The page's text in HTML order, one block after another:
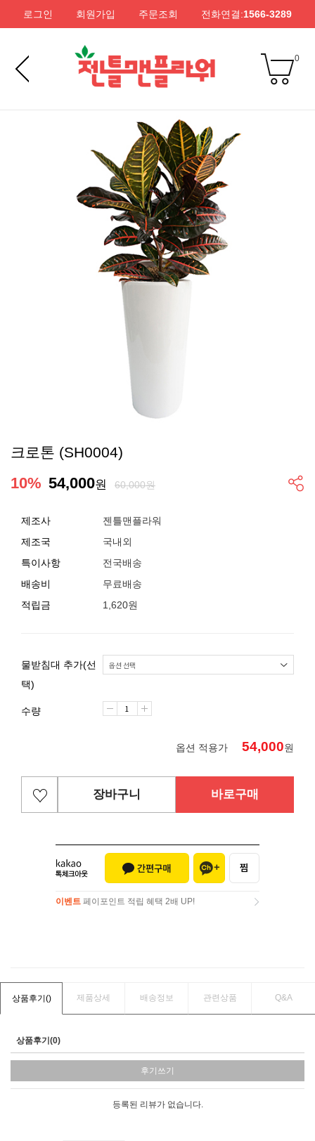
로그인 회원가입 주문조회 전화연결:1566-3289
0
크로톤 (SH0004)
10% 54,000원 60,000원
제조사
젠틀맨플라워
제조국
국내외
특이사항
전국배송
배송비
무료배송
적립금
1,620원
물받침대 추가(선
택)
수량
옵션 적용가 54,000원
장바구니 바로구매
이벤트 페이포인트 적립 혜택 2배 UP!
상품후기() 제품상세 배송정보 관련상품 Q&A
상품후기(0)
후기쓰기
등록된 리뷰가 없습니다.